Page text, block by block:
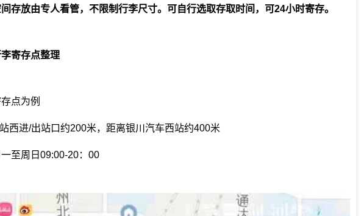
存放由专人看管，不限制行李尺寸。可自行选取存取时间，可24小时寄存。
寄存点整理
点为例
西进/出站口约200米，距离银川汽车西站约400米
至周日09:00-20：00